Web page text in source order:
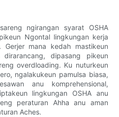
ngirangan syarat OSHA
Ngontal lingkungan kerja
Gerjer mana kedah mastikeun
dipasang pikeun
overdloading. Ku nuturkeun
ngalakukeun pamulsa biasa,
anu komprehensional,
lingkungan OSHA anu
peraturan Ahha anu aman
Aches.